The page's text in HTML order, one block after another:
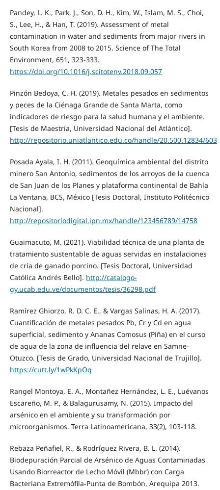
Pandey, L. K., Park, J., Son, D. H., Kim, W., Islam, M. S., Choi,
S., Lee, H., & Han, T. (2019). Assessment of metal
contamination in water and sediments from major rivers in
South Korea from 2008 to 2015. Science of The Total
Environment, 651, 323-333.
https://doi.org/10.1016/j.scitotenv.2018.09.057
Pinzón Bedoya, C. H. (2019). Metales pesados en sedimentos
y peces de la Ciénaga Grande de Santa Marta, como
indicadores de riesgo para la salud humana y el ambiente.
[Tesis de Maestría, Universidad Nacional del Atlántico].
http://repositorio.uniatlantico.edu.co/handle/20.500.12834/603
Posada Ayala, I. H. (2011). Geoquímica ambiental del distrito
minero San Antonio, sedimentos de los arroyos de la cuenca
de San Juan de los Planes y plataforma continental de Bahía
La Ventana, BCS, México [Tesis Doctoral, Instituto Politécnico
Nacional].
http://repositoriodigital.ipn.mx/handle/123456789/14758
Guaimacuto, M. (2021). Viabilidad técnica de una planta de
tratamiento sustentable de aguas servidas en instalaciones
de cría de ganado porcino. [Tesis Doctoral, Universidad
Católica Andrés Bello]. http://catalogo-
gy.ucab.edu.ve/documentos/tesis/36298.pdf
Ramírez Ghiorzo, R. D. C. E., & Vargas Salinas, H. A. (2017).
Cuantificación de metales pesados Pb, Cr y Cd en agua
superficial, sedimento y Ananas Comosus (Piña) en el curso
de agua de la zona de influencia del relave en Samne-
Otuzco. [Tesis de Grado, Universidad Nacional de Trujillo].
https://cutt.ly/1wPkKpOq
Rangel Montoya, E. A., Montañez Hernández, L. E., Luévanos
Escareño, M. P., & Balagurusamy, N. (2015). Impacto del
arsénico en el ambiente y su transformación por
microorganismos. Terra Latinoamericana, 33(2), 103-118.
Rebaza Peñafiel, R., & Rodríguez Rivera, B. L. (2014).
Biodepuración Parcial de Arsénico de Aguas Contaminadas
Usando Biorreactor de Lecho Móvil (Mbbr) con Carga
Bacteriana Extremófila-Punta de Bombón, Arequipa 2013.